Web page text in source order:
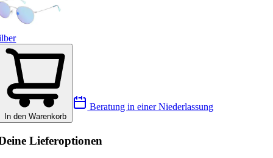
In den Warenkorb
Beratung in einer Niederlassung
Lieferoptionen